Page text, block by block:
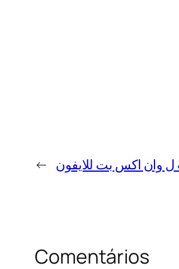
← وان اكس بت للايفون
Comentários